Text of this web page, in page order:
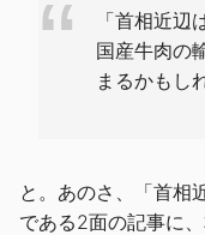
「首相近
国産牛肉の
まるかもし
と。あのさ、「首相
である2面の記事に